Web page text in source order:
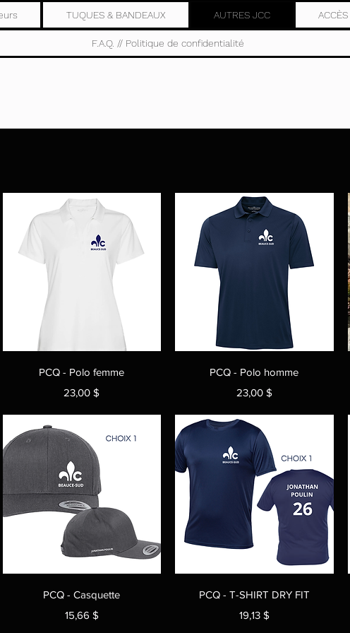
TUQUES & BANDEAUX AUTRES JCC
F.A.Q. // Politique de confidentialité
Aperçu rapide
PCQ - Polo femme
Prix
23,00 $
Aperçu rapide
PCQ - Polo homme
Prix
23,00 $
Aperçu rapide
PCQ - Casquette
Prix
15,66 $
Aperçu rapide
PCQ - T-SHIRT DRY FIT
Prix
19,13 $